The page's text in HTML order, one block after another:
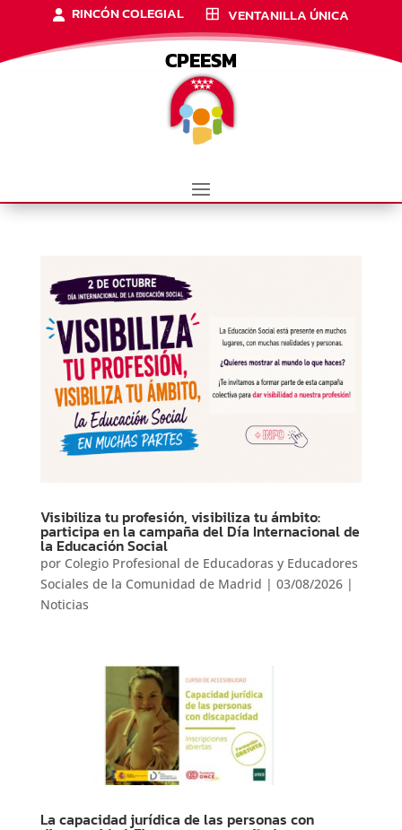
RINCÓN COLEGIAL VENTANILLA ÚNICA
CPEESM
Visibiliza tu profesión, visibiliza tu ámbito:
participa en la campaña del Día Internacional de
la Educación Social
por Colegio Profesional de Educadoras y Educadores
Sociales de la Comunidad de Madrid | 03/08/2026|
Noticias
La capacidad jurídica de las personas con